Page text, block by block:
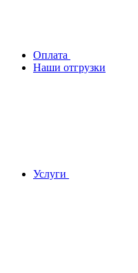
Оплата
Наши отгрузки
Услуги